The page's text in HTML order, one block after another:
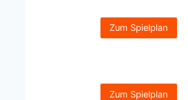
Zum Spielplan
Zum Spielplan